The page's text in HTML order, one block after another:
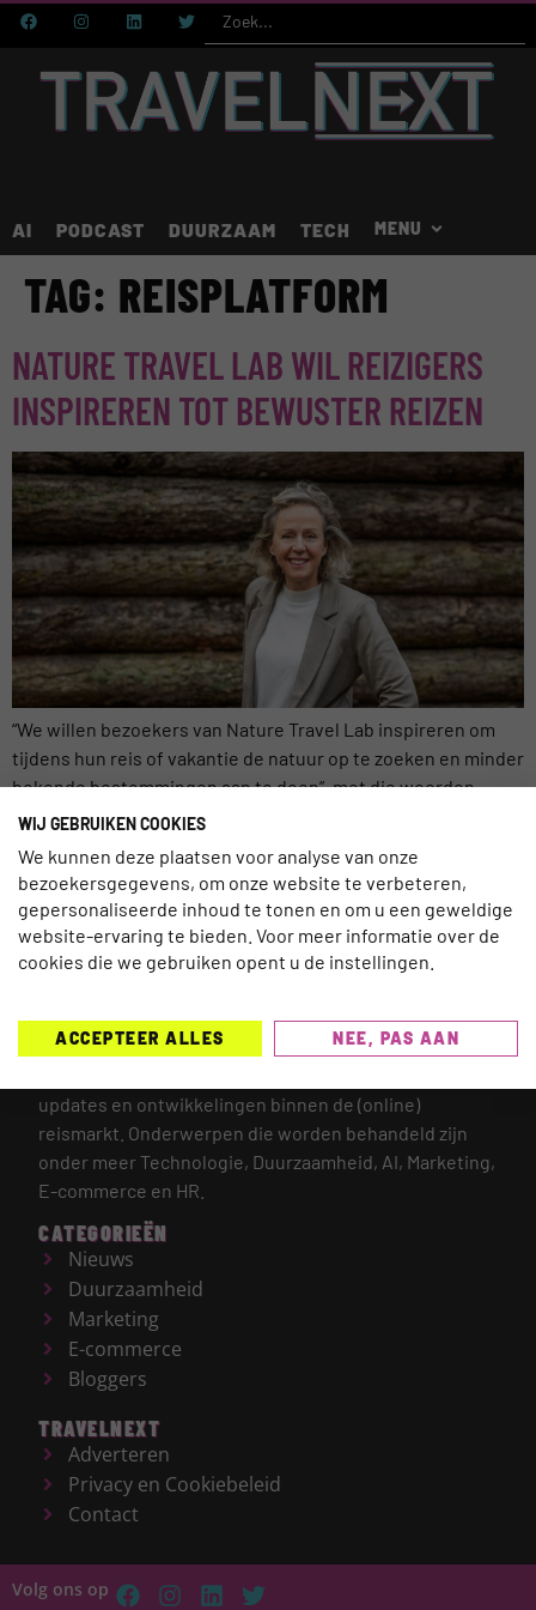
AI PODCAST DUURZAAM TECH
TAG: REISPLATFORM
NATURE TRAVEL LAB WIL REIZIGERS
INSPIREREN TOT BEWUSTER REIZEN
“We willen bezoekers van Nature Travel Lab inspireren om
tijdens hun reis of vakantie de natuur op te zoeken en minder
bekende bestemmingen aan te doen”, met die woorden
kondigt Madelon Seignette het nieuwe reisplatform Nature
live. Het platform is ontworpen om natuurliefhebbers en
avontuurzoekers te […]
TRAVELNEXT is hét leading kennisplatform voor de
updates en ontwikkelingen binnen de (online)
reismarkt. Onderwerpen die worden behandeld zijn
onder meer Technologie, Duurzaamheid, AI, Marketing,
E-commerce en HR.
CATEGORIEËN
Nieuws
Duurzaamheid
Marketing
E-commerce
Bloggers
TRAVELNEXT
Adverteren
Privacy en Cookiebeleid
Contact
Volg ons op
WIJ GEBRUIKEN COOKIES
We kunnen deze plaatsen voor analyse van onze
bezoekersgegevens, om onze website te verbeteren,
gepersonaliseerde inhoud te tonen en om u een geweldige
website-ervaring te bieden. Voor meer informatie over de
cookies die we gebruiken opent u de instellingen.
ACCEPTEER ALLES NEE, PAS AAN